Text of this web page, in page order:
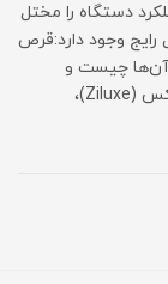
دستگاه را مختل
وجود دارد:قرص
آن‌ها چیست و
کدام‌یک برای اسپرسوساز شما، مخصوصاً برند زیلوکس (Ziluxe)،